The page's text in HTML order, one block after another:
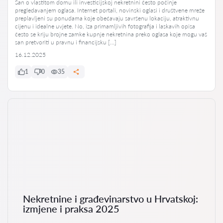
San o vlastitom domu ili investicijskoj nekretnini često počinje
pregledavanjem oglasa. Internet portali, novinski oglasi i društvene mreže
preplavljeni su ponudama koje obećavaju savršenu lokaciju, atraktivnu
cijenu i idealne uvjete. No, iza primamljivih fotografija i laskavih opisa
često se kriju brojne zamke kupnje nekretnina preko oglasa koje mogu vaš
san pretvoriti u pravnu i financijsku […]
16.12.2025
1 0 35
Nekretnine i građevinarstvo u Hrvatskoj:
izmjene i praksa 2025